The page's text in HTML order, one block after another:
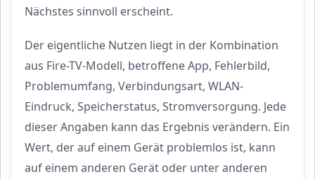
Nächstes sinnvoll erscheint.
Der eigentliche Nutzen liegt in der Kombination
aus Fire-TV-Modell, betroffene App, Fehlerbild,
Problemumfang, Verbindungsart, WLAN-
Eindruck, Speicherstatus, Stromversorgung. Jede
dieser Angaben kann das Ergebnis verändern. Ein
Wert, der auf einem Gerät problemlos ist, kann
auf einem anderen Gerät oder unter anderen